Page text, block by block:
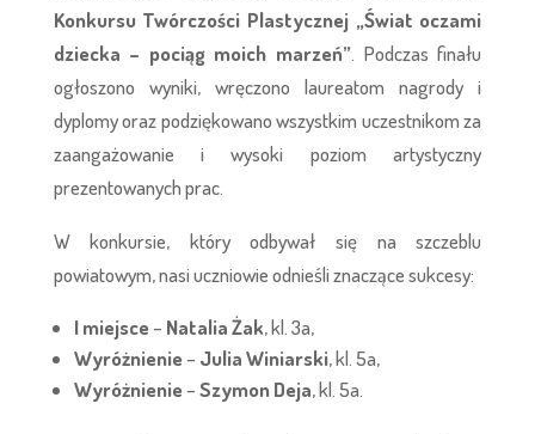
Konkursu Twórczości Plastycznej „Świat oczami
dziecka – pociąg moich marzeń” . Podczas finału
ogłoszono wyniki, wręczono laureatom nagrody i
dyplomy oraz podziękowano wszystkim uczestnikom za
zaangażowanie i wysoki poziom artystyczny
prezentowanych prac.
W konkursie, który odbywał się na szczeblu
powiatowym, nasi uczniowie odnieśli znaczące sukcesy:
I miejsce– Natalia Żak, kl. 3a,
Wyróżnienie– Julia Winiarski, kl. 5a,
Wyróżnienie–Szymon Deja, kl. 5a.